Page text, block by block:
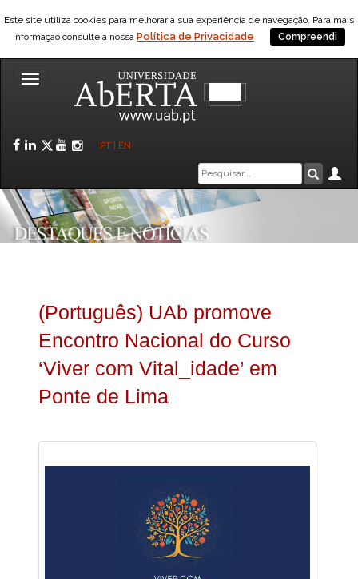
Este site utiliza cookies para melhorar a sua experiência de navegação. Para mais
informação consulte a nossa Política de Privacidade Compreendi
Toggle
Facebook
LinkedIn
Twitter
YouTube
Instagram
PT EN
Caixa
de
pesquisa
(Português) UAb promove
Encontro Nacional do Curso
‘Viver com Vital_idade’ em
Ponte de Lima